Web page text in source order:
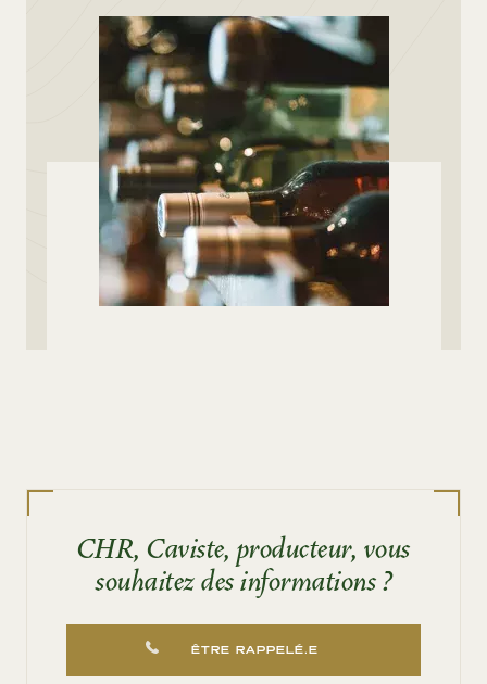
CHR, Caviste, producteur, vous
souhaitez des informations ?
ÊTRE RAPPELÉ.E